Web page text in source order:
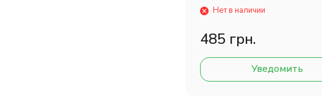
Нет в наличии
485 грн.
Уведомить